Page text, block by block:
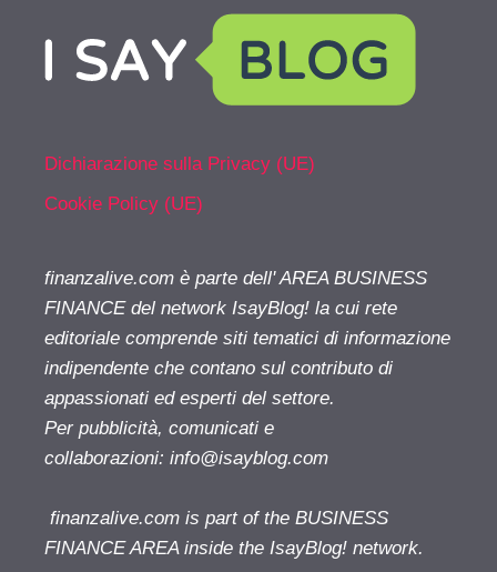
Dichiarazione sulla Privacy (UE)
Cookie Policy (UE)
finanzalive.com è parte dell' AREA BUSINESS
FINANCE del network IsayBlog! la cui rete
editoriale comprende siti tematici di informazione
indipendente che contano sul contributo di
appassionati ed esperti del settore.
Per pubblicità, comunicati e
collaborazioni: info@isayblog.com
finanzalive.com is part of the BUSINESS
FINANCE AREA inside the IsayBlog! network.